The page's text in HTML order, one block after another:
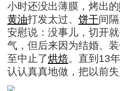
小时还没出薄膜，烤出的
黄油打发太过、 饼干间
安慰说：没事儿，切开
气，但后来因为结婚、
至中止了烘焙。直到13
认认真真地做，把以前